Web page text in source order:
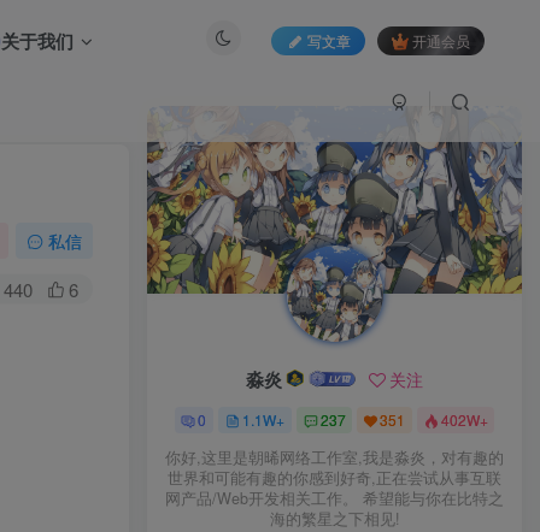
关于我们 写文章 开通会员
私信
440 6
淼炎 关注
0 1.1W+ 237 351 402W+
你好,这里是朝晞网络工作室,我是淼炎，对有趣的
世界和可能有趣的你感到好奇,正在尝试从事互联
网产品/Web开发相关工作。 希望能与你在比特之
海的繁星之下相见!